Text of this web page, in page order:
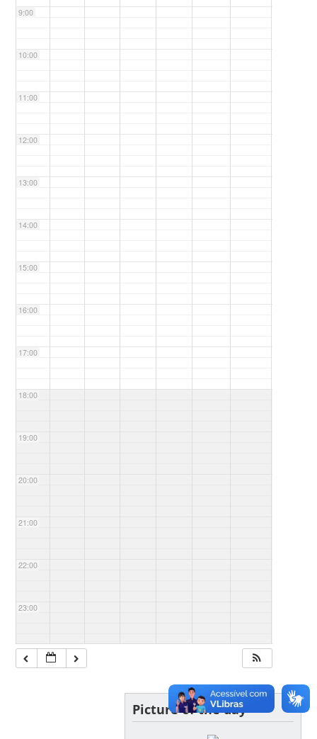
9:00
10:00
11:00
12:00
13:00
14:00
15:00
16:00
17:00
18:00
19:00
20:00
21:00
22:00
23:00
Picture of the day